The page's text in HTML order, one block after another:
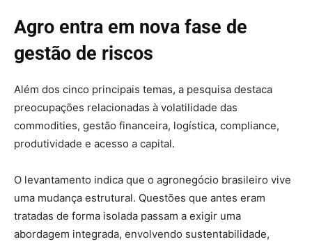
Agro entra em nova fase de
gestão de riscos
Além dos cinco principais temas, a pesquisa destaca
preocupações relacionadas à volatilidade das
commodities, gestão financeira, logística, compliance,
produtividade e acesso a capital.
O levantamento indica que o agronegócio brasileiro vive
uma mudança estrutural. Questões que antes eram
tratadas de forma isolada passam a exigir uma
abordagem integrada, envolvendo sustentabilidade,